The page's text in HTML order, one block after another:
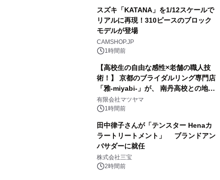
スズキ「KATANA」を1/12スケールで
リアルに再現！310ピースのブロック
モデルが登場
CAMSHOP.JP
1時間前
【高校生の自由な感性×老舗の職人技
術！】 京都のブライダルリング専門店
「雅-miyabi-」が、 南丹高校との地域
共創から生まれた 特別な結婚指輪・婚
約指輪「幾重 -ikue-」「宮美 -
売！
有限会社マツヤマ
1時間前
田中律子さんが「テンスター Henaカ
ラートリートメント」 ブランドアン
バサダーに就任
株式会社三宝
2時間前